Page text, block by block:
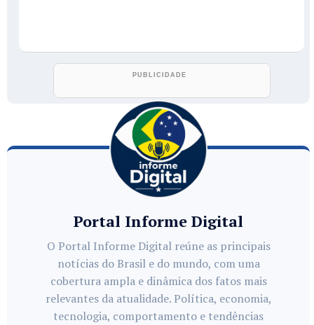
Portal Informe Digital
O Portal Informe Digital reúne as principais
notícias do Brasil e do mundo, com uma
cobertura ampla e dinâmica dos fatos mais
relevantes da atualidade. Política, economia,
tecnologia, comportamento e tendências